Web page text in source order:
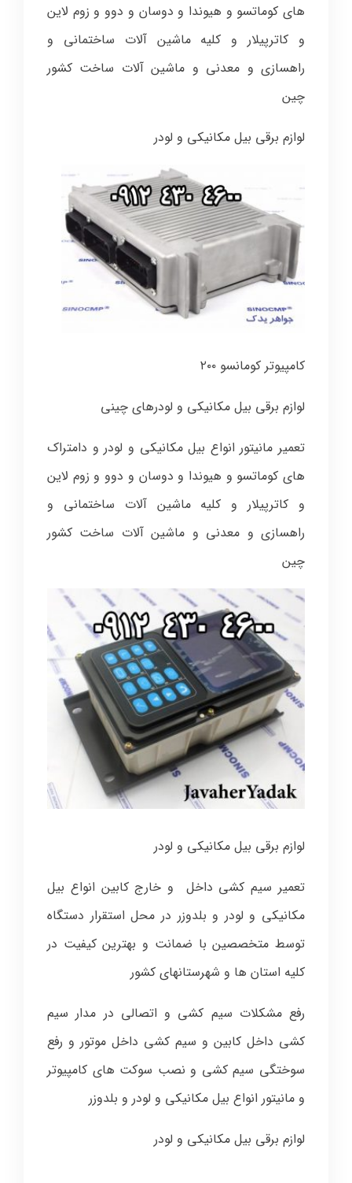
های کوماتسو و هیوندا و دوسان و دوو و زوم لاین
و کاترپیلار و کلیه ماشین آلات ساختمانی و
راهسازی و معدنی و ماشین آلات ساخت کشور
چین
لوازم برقی بیل مکانیکی و لودر
کامپیوتر کومانسو ۲۰۰
لوازم برقی بیل مکانیکی و لودرهای چینی
تعمیر مانیتور انواع بیل مکانیکی و لودر و دامتراک
های کوماتسو و هیوندا و دوسان و دوو و زوم لاین
و کاترپیلار و کلیه ماشین آلات ساختمانی و
راهسازی و معدنی و ماشین آلات ساخت کشور
چین
لوازم برقی بیل مکانیکی و لودر
تعمیر سیم کشی داخل و خارج کابین انواع بیل
مکانیکی و لودر و بلدوزر در محل استقرار دستگاه
توسط متخصصین با ضمانت و بهترین کیفیت در
کلیه استان ها و شهرستانهای کشور
رفع مشکلات سیم کشی و اتصالی در مدار سیم
کشی داخل کابین و سیم کشی داخل موتور و رفع
سوختگی سیم کشی و نصب سوکت های کامپیوتر
و مانیتور انواع بیل مکانیکی و لودر و بلدوزر
لوازم برقی بیل مکانیکی و لودر